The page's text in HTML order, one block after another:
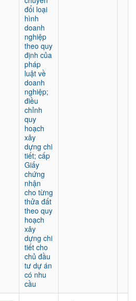
đổi loại
hình
doanh
nghiệp
theo quy
định của
pháp
luật về
doanh
nghiệp;
điều
chỉnh
quy
hoạch
xây
dựng chi
tiết; cấp
Giấy
chứng
nhận
cho từng
thửa đất
theo quy
hoạch
xây
dựng chi
tiết cho
chủ đầu
tư dự án
có nhu
cầu